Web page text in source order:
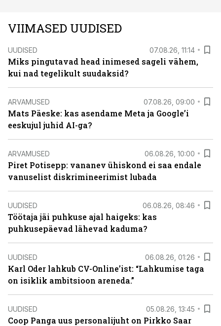
VIIMASED UUDISED
UUDISED 07.08.26, 11:14
Miks pingutavad head inimesed sageli vähem,
kui nad tegelikult suudaksid?
ARVAMUSED 07.08.26, 09:00
Mats Päeske: kas asendame Meta ja Google’i
eeskujul juhid AI-ga?
ARVAMUSED 06.08.26, 10:00
Piret Potisepp: vananev ühiskond ei saa endale
vanuselist diskrimineerimist lubada
UUDISED 06.08.26, 08:46
Töötaja jäi puhkuse ajal haigeks: kas
puhkusepäevad lähevad kaduma?
UUDISED 06.08.26, 01:26
Karl Oder lahkub CV-Online’ist: “Lahkumise taga
on isiklik ambitsioon areneda.”
UUDISED 05.08.26, 13:45
Coop Panga uus personalijuht on Pirkko Saar